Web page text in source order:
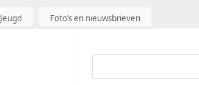
Jeugd Foto’s en nieuwsbrieven